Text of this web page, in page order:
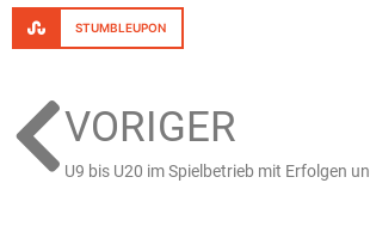
STUMBLEUPON
VORIGER